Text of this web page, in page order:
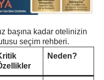
başına kadar otelinizin
seçim rehberi.
Neden?